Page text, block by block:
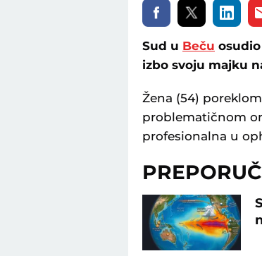
Sud u Beču
izbo svoju majku
Žena (54)
problematičnom
profesionalna u